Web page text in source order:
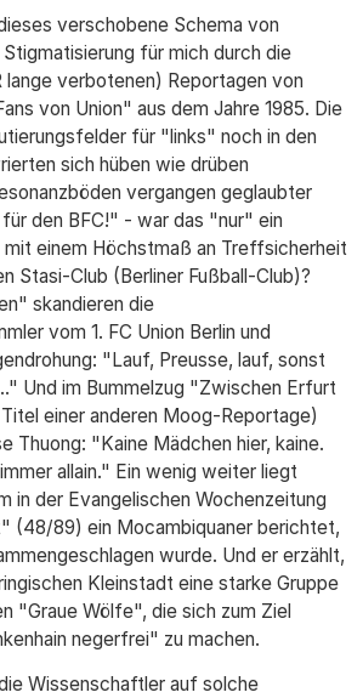
verschobene Schema von
für mich durch die
lange verbotenen) Reportagen von
von Union" aus dem Jahre 1985. Die
für "links" noch in den
sich hüben wie drüben
vergangen geglaubter
den BFC!" - war das "nur" ein
einem Höchstmaß an Treffsicherheit
Stasi-Club (Berliner Fußball-Club)?
skandieren die
vom 1. FC Union Berlin und
"Lauf, Preusse, lauf, sonst
Und im Bummelzug "Zwischen Erfurt
einer anderen Moog-Reportage)
Thuong: "Kaine Mädchen hier, kaine.
allain." Ein wenig weiter liegt
in der Evangelischen Wochenzeitung
(48/89) ein Mocambiquaner berichtet,
wurde. Und er erzählt,
Kleinstadt eine starke Gruppe
"Graue Wölfe", die sich zum Ziel
negerfrei" zu machen.
Wissenschaftler auf solche